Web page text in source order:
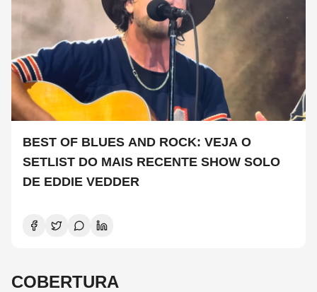
BEST OF BLUES AND ROCK: VEJA O
SETLIST DO MAIS RECENTE SHOW SOLO
DE EDDIE VEDDER
COBERTURA